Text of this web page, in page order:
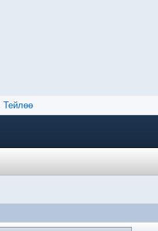
Тейлөө